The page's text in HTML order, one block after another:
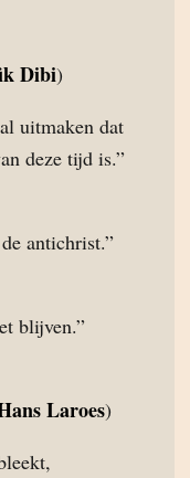
Dibi)
uitmaken dat
deze tijd is.”
antichrist.”
blijven.”
Laroes)